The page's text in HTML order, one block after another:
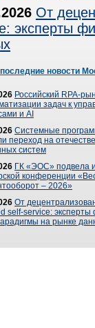
От
эксперты
последние новости
Российский RPA-
задач к
и AI
Системные
переход на
систем
ГК «ЭОС» подвела
конференции
– 2026»
От
self-service: эксперты
на рынке